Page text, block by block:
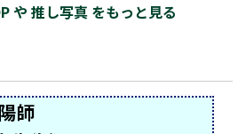
や 推し写真 をもっと見る
師